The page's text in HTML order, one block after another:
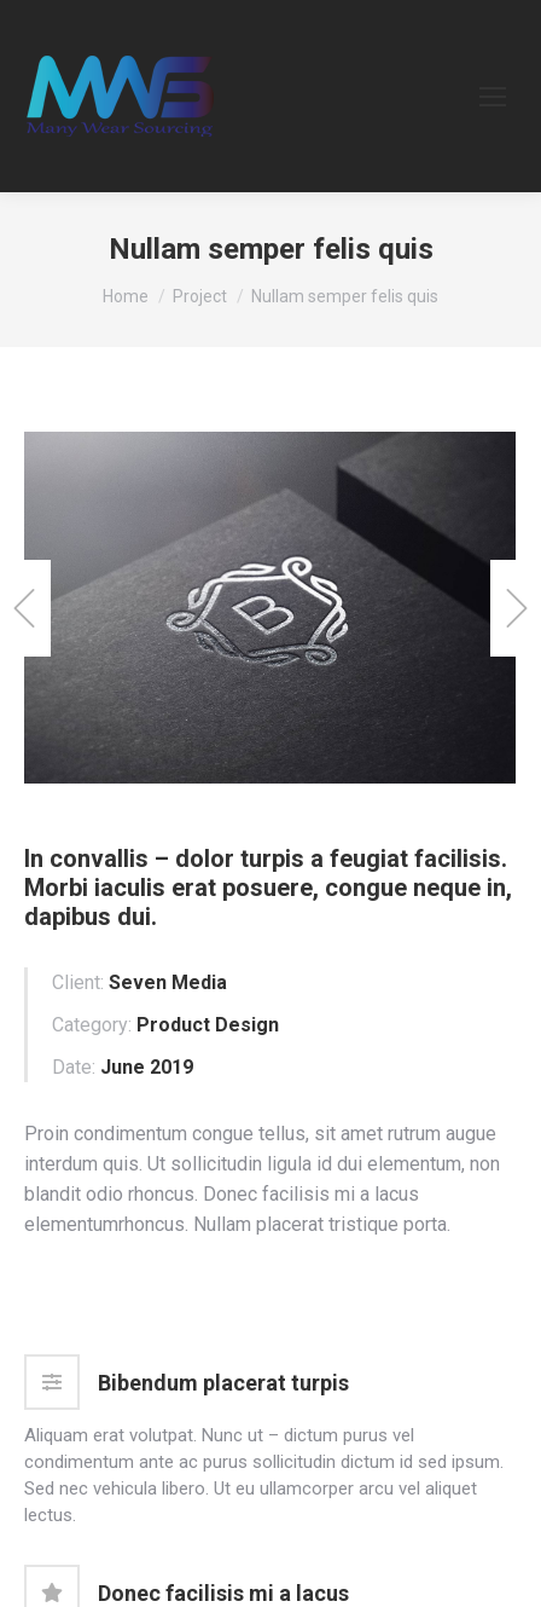
Nullam semper felis quis
You are here:
Home Project Nullam semper felis quis
In convallis – dolor turpis a feugiat facilisis.
Morbi iaculis erat posuere, congue neque in,
dapibus dui.
Client: Seven Media
Category: Product Design
Date: June 2019
Proin condimentum congue tellus, sit amet rutrum augue
interdum quis. Ut sollicitudin ligula id dui elementum, non
blandit odio rhoncus. Donec facilisis mi a lacus
elementumrhoncus. Nullam placerat tristique porta.
Bibendum placerat turpis
Aliquam erat volutpat. Nunc ut – dictum purus vel
condimentum ante ac purus sollicitudin dictum id sed ipsum.
Sed nec vehicula libero. Ut eu ullamcorper arcu vel aliquet
lectus.
Donec facilisis mi a lacus